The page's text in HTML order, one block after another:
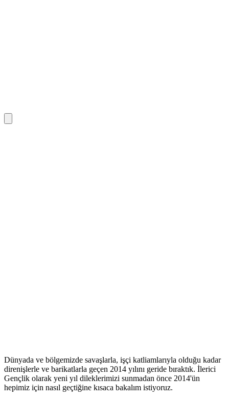
Dünyada ve bölgemizde savaşlarla, işçi katliamlarıyla olduğu kadar
direnişlerle ve barikatlarla geçen 2014 yılını geride bıraktık. İlerici
Gençlik olarak yeni yıl dileklerimizi sunmadan önce 2014'ün
hepimiz için nasıl geçtiğine kısaca bakalım istiyoruz.